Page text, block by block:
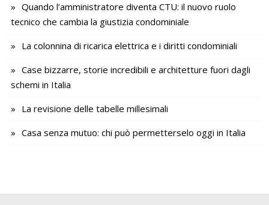
Quando l’amministratore diventa CTU: il nuovo ruolo
tecnico che cambia la giustizia condominiale
La colonnina di ricarica elettrica e i diritti condominiali
Case bizzarre, storie incredibili e architetture fuori dagli
schemi in Italia
La revisione delle tabelle millesimali
Casa senza mutuo: chi può permetterselo oggi in Italia